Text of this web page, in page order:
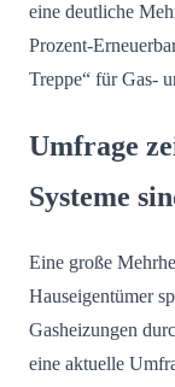
eine deutliche
Prozent-
Treppe“ für Gas-
Umfrage
Systeme
Eine große
Hauseigentümer
Gasheizungen
eine aktuelle